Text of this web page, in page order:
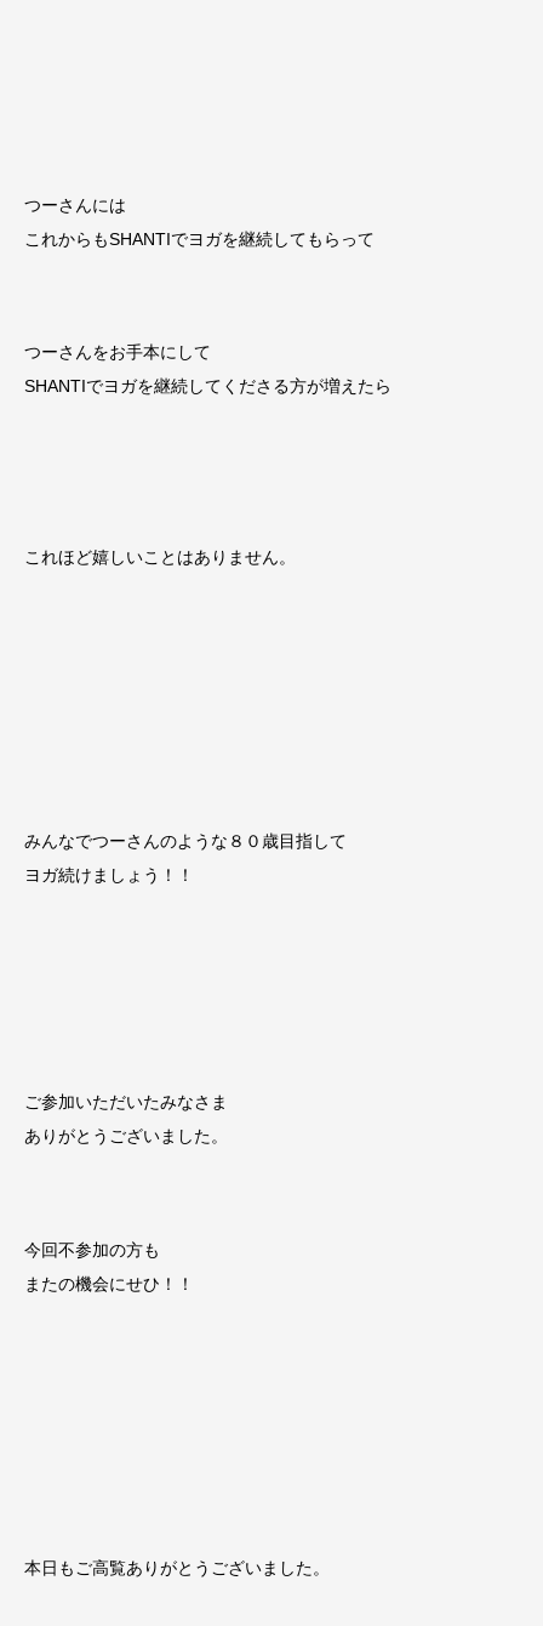
つーさんには
これからもSHANTIでヨガを継続してもらって
つーさんをお手本にして
SHANTIでヨガを継続してくださる方が増えたら
これほど嬉しいことはありません。
みんなでつーさんのような８０歳目指して
ヨガ続けましょう！！
ご参加いただいたみなさま
ありがとうございました。
今回不参加の方も
またの機会にせひ！！
本日もご高覧ありがとうございました。